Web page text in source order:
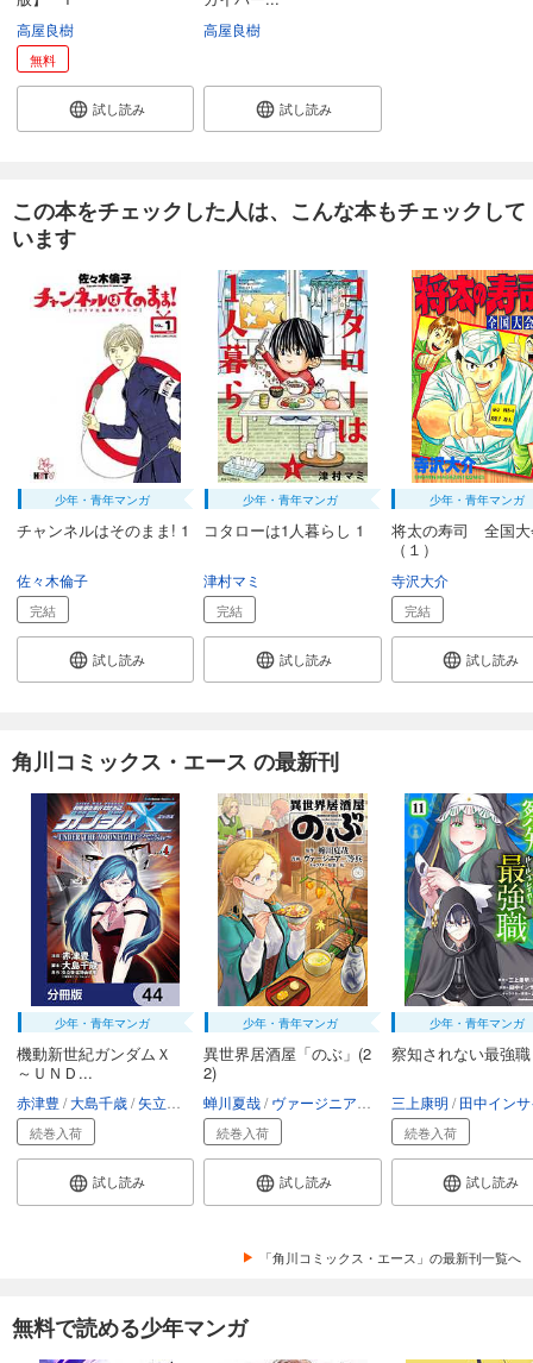
あらすじを表示する
高屋良樹
無料
試し読み
高屋良樹
試し読み
この本をチェックした人は、こんな本もチェックして
います
少年・青年マンガ
チャンネルはそのまま! 1
佐々木倫子
完結
試し読み
少年・青年マンガ
コタローは1人暮らし 1
津村マミ
完結
試し読み
少年・青年マンガ
将太の寿司 全国大
（１）
寺沢大介
完結
試し読み
角川コミックス・エース の最新刊
少年・青年マンガ
機動新世紀ガンダムＸ
～ＵＮＤ...
赤津豊 大島千歳 矢立肇・富野由悠季
続巻入荷
試し読み
少年・青年マンガ
異世界居酒屋「のぶ」(2
2)
蝉川夏哉 ヴァージニア二等兵 転
続巻入荷
試し読み
少年・青年マンガ
察知されない最強
三上康明 田中インサイ
続巻入荷
試し読み
「角川コミックス・エース」の最新刊一覧へ
無料で読める少年マンガ